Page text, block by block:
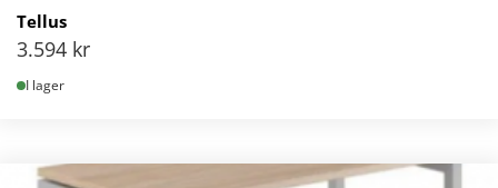
Tellus
3.594 kr
I lager